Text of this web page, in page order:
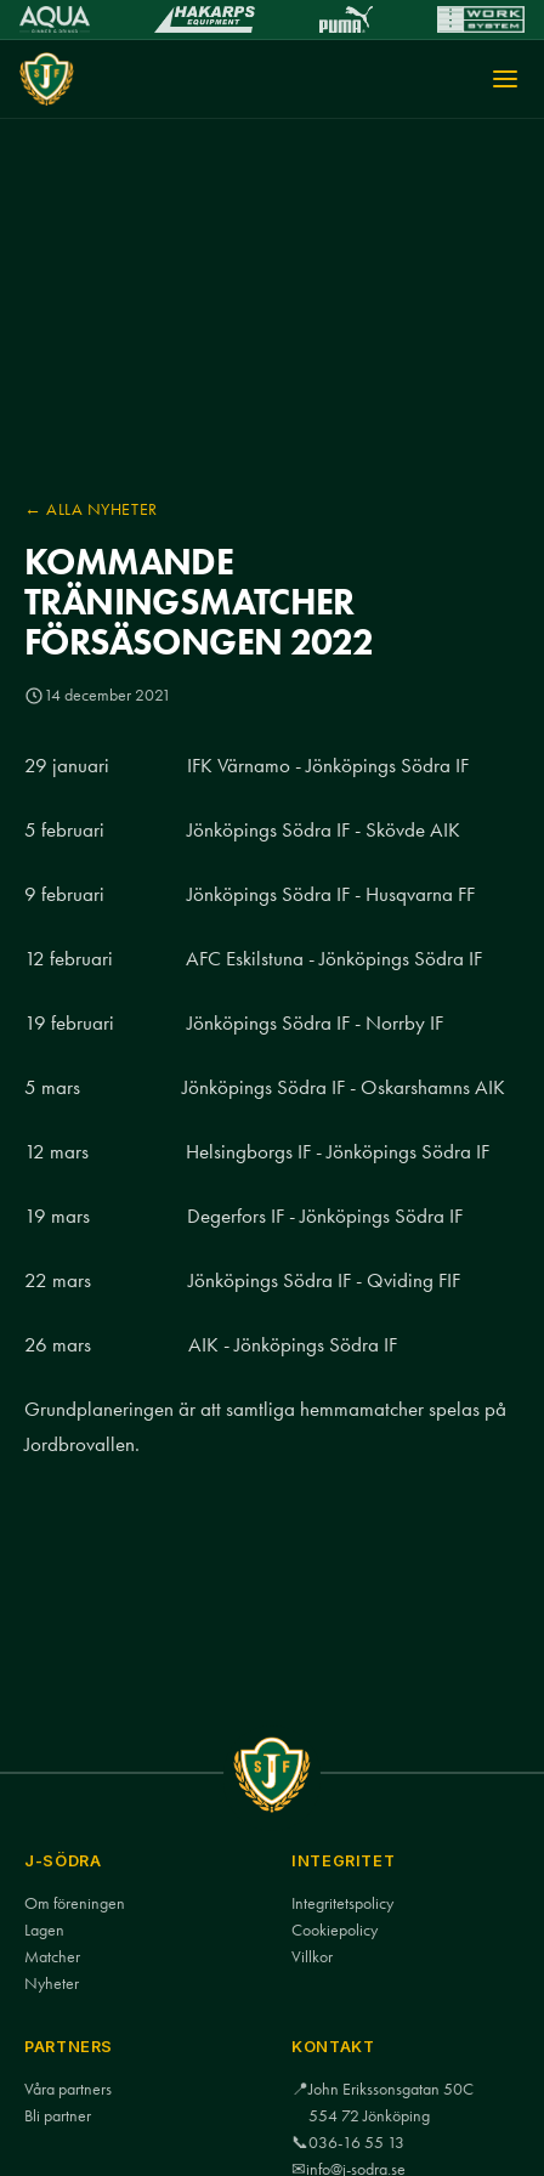
← ALLA NYHETER
KOMMANDE
TRÄNINGSMATCHER
FÖRSÄSONGEN 2022
14 december 2021
29 januari IFK Värnamo - Jönköpings Södra IF
5 februari Jönköpings Södra IF - Skövde AIK
9 februari Jönköpings Södra IF - Husqvarna FF
12 februari AFC Eskilstuna - Jönköpings Södra IF
19 februari Jönköpings Södra IF - Norrby IF
5 mars Jönköpings Södra IF - Oskarshamns AIK
12 mars Helsingborgs IF - Jönköpings Södra IF
19 mars Degerfors IF - Jönköpings Södra IF
22 mars Jönköpings Södra IF - Qviding FIF
26 mars AIK - Jönköpings Södra IF
Grundplaneringen är att samtliga hemmamatcher spelas på
Jordbrovallen.
J-SÖDRA
Om föreningen
Lagen
Matcher
Nyheter
INTEGRITET
Integritetspolicy
Cookiepolicy
Villkor
PARTNERS
Våra partners
Bli partner
KONTAKT
📍John Erikssonsgatan 50C
554 72 Jönköping
📞036-16 55 13
✉info@j-sodra.se